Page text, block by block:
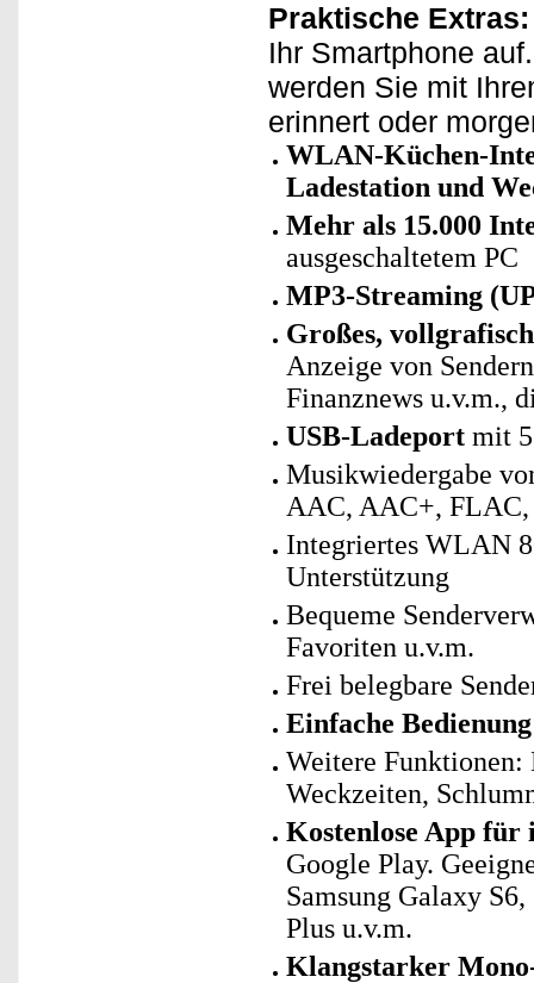
Praktische Extras:
Ihr Smartphone
werden Sie mit
erinnert oder
WLAN-Küchen-
Ladestation und
Mehr als 15.000
ausgeschaltetem PC
MP3-Streaming
Großes,
Anzeige von
Finanznews u.v.m.,
USB-Ladeport mit
Musikwiedergabe
AAC, AAC+, FLAC,
Integriertes WLAN
Unterstützung
Bequeme
Favoriten u.v.m.
Frei belegbare
Einfache
Weitere
Weckzeiten,
Kostenlose App für
Google Play.
Samsung Galaxy
Plus u.v.m.
Klangstarker